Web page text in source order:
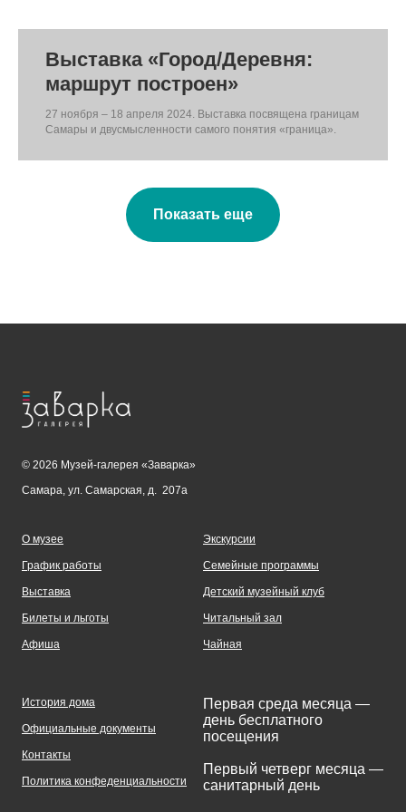
Выставка «Город/Деревня:
маршрут построен»
27 ноября – 18 апреля 2024. Выставка посвящена границам
Самары и двусмысленности самого понятия «граница».
Показать еще
© 2026 Музей-галерея «Заварка»
Самара, ул. Самарская, д. 207а
О музее
График работы
Выставка
Билеты и льготы
Афиша
Экскурсии
Семейные программы
Детский музейный клуб
Читальный зал
Чайная
История дома
Официальные документы
Контакты
Политика конфеденциальности
Первая среда месяца —
день бесплатного
посещения
Первый четверг месяца —
санитарный день